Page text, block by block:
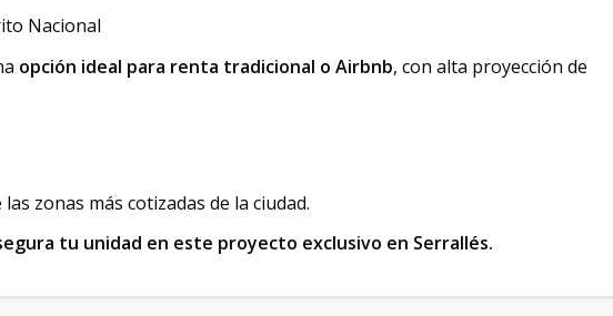
Nacional
opción ideal para renta tradicional o Airbnb, con alta proyección de
zonas más cotizadas de la ciudad.
tu unidad en este proyecto exclusivo en Serrallés.